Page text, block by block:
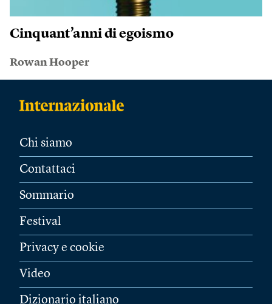
Cinquant’anni di egoismo
Rowan Hooper
Chi siamo
Contattaci
Sommario
Festival
Privacy e cookie
Video
Dizionario italiano